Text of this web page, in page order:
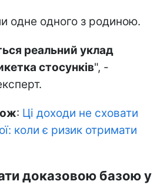
одне одного з родиною.
реальний уклад
стосунків", -
: Ці доходи не сховати
коли є ризик отримати
доказовою базою у